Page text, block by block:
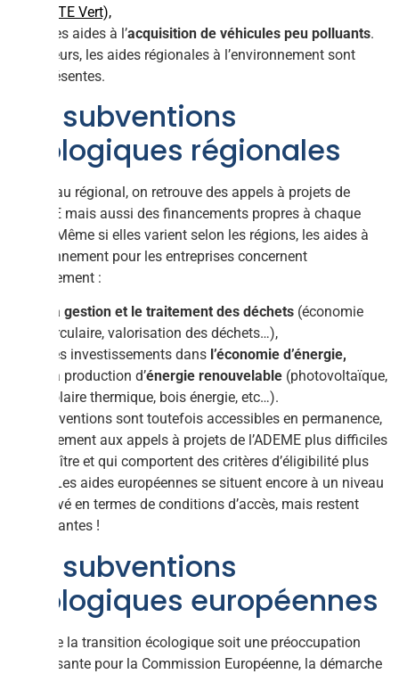
(VTE Vert),
Des aides à l’acquisition de véhicules peu polluants.
Par ailleurs, les aides régionales à l’environnement sont
omniprésentes.
Les subventions
écologiques régionales
Au niveau régional, on retrouve des appels à projets de
l’ADEME mais aussi des financements propres à chaque
région. Même si elles varient selon les régions, les aides à
l’environnement pour les entreprises concernent
généralement :
La gestion et le traitement des déchets (économie
circulaire, valorisation des déchets…),
Les investissements dans l’économie d’énergie,
La production d’énergie renouvelable (photovoltaïque,
solaire thermique, bois énergie, etc…).
Ces subventions sont toutefois accessibles en permanence,
contrairement aux appels à projets de l’ADEME plus difficiles
à connaître et qui comportent des critères d’éligibilité plus
stricts. Les aides européennes se situent encore à un niveau
plus élevé en termes de conditions d’accès, mais restent
intéressantes !
Les subventions
écologiques européennes
Bien que la transition écologique soit une préoccupation
grandissante pour la Commission Européenne, la démarche